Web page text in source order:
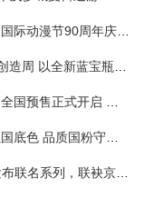
俄罗斯动画巨头联盟动画制片厂亮相中国国际动漫节90周年庆开启中国之旅新篇章
金领冠《百子纳福》破圈丨文化自信铸强国底色 品质国粉守护新生
英氏 YeeHoO携手动画艺术家米雷重磅发布联名系列，联袂京东深化全渠道战略